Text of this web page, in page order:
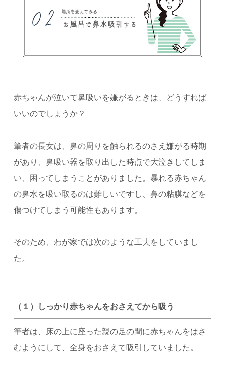
赤ちゃんが泣いて鼻吸いを嫌がるときは、どうすれば
いいのでしょうか？
筆者の長女は、鼻の周りを触られるのさえ嫌がる時期
があり、鼻吸い器を取り出した時点で大泣きしてしま
い、困ってしまうことがありました。 暴れる赤ちゃん
の鼻水を吸い取るのは難しいですし、鼻の粘膜などを
傷つけてしまう可能性もあります。
そのため、わが家では次のような工夫をしていまし
た。
（１）しっかり赤ちゃんをおさえてから吸う
筆者は、床の上に座った親の足の間に赤ちゃんをはさ
むようにして、全身をおさえて吸引していました。